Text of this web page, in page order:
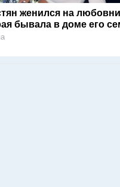
женился на
бывала в доме его